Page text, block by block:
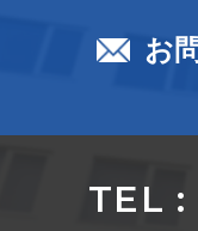
お
TEL :